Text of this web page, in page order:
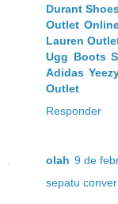
Durant
Outlet
Lauren
Ugg Boots
Adidas
Outlet
Responder
olah 9 de
sepatu